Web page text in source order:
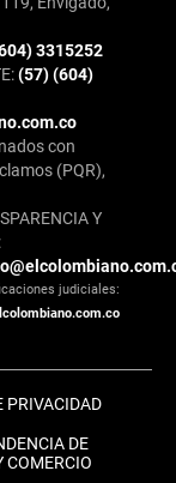
3315252
(57) (604)
con
(PQR),
Y
judiciales:
PRIVACIDAD
DE
COMERCIO